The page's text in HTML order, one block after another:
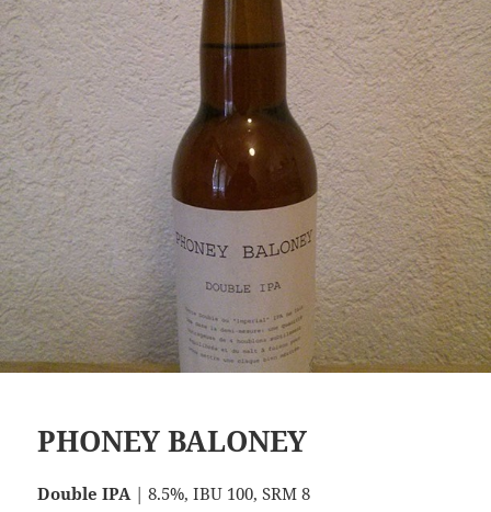
PHONEY BALONEY
Double IPA | 8.5%, IBU 100, SRM 8